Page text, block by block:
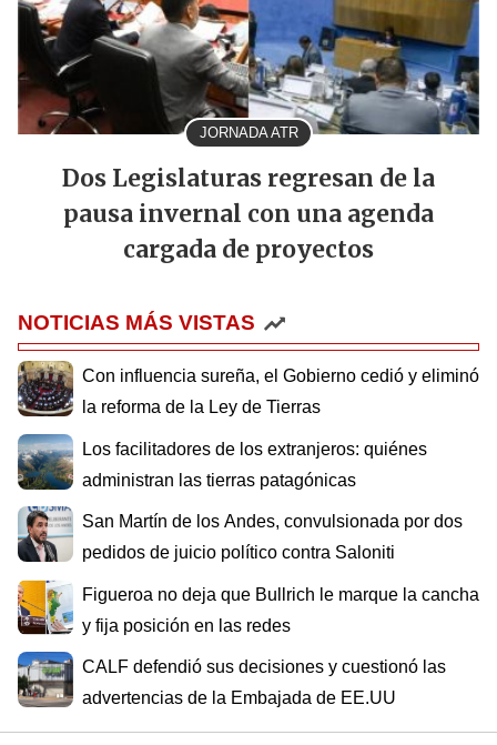
JORNADA ATR
Dos Legislaturas regresan de la
pausa invernal con una agenda
cargada de proyectos
NOTICIAS MÁS VISTAS
Con influencia sureña, el Gobierno cedió y eliminó
la reforma de la Ley de Tierras
Los facilitadores de los extranjeros: quiénes
administran las tierras patagónicas
San Martín de los Andes, convulsionada por dos
pedidos de juicio político contra Saloniti
Figueroa no deja que Bullrich le marque la cancha
y fija posición en las redes
CALF defendió sus decisiones y cuestionó las
advertencias de la Embajada de EE.UU